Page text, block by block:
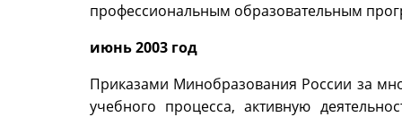
профессиональным образовательным
июнь 2003 год
Приказами Минобразования России за
учебного процесса, активную